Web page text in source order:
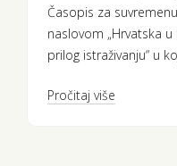
Časopis za
naslovom „Hrvatska
prilog istraživanju“ u
Pročitaj više